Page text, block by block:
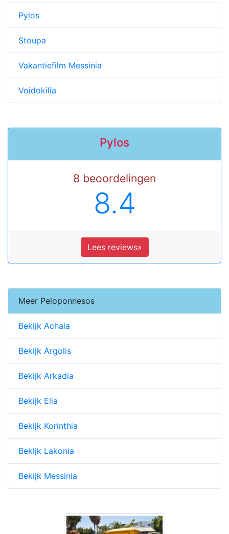
Pylos
Stoupa
Vakantiefilm Messinia
Voidokilia
Pylos
8 beoordelingen
8.4
Lees reviews»
Meer Peloponnesos
Bekijk Achaia
Bekijk Argolis
Bekijk Arkadia
Bekijk Elia
Bekijk Korinthia
Bekijk Lakonia
Bekijk Messinia